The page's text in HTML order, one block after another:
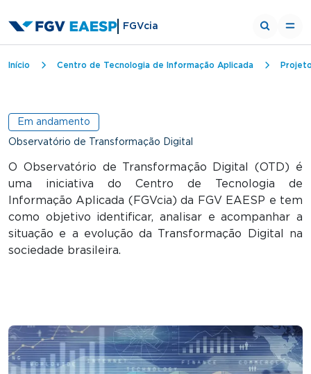
FGVcia
Trilha de navegação
Início Centro de Tecnologia de Informação Aplicada
Em andamento
Observatório de Transformação Digital
O Observatório de Transformação Digital (OTD) é
uma iniciativa do Centro de Tecnologia de
Informação Aplicada (FGVcia) da FGV EAESP e tem
como objetivo identificar, analisar e acompanhar a
situação e a evolução da Transformação Digital na
sociedade brasileira.